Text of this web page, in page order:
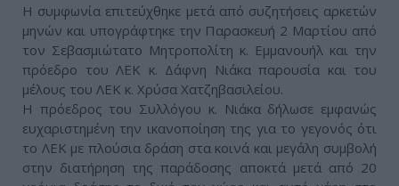
Η συμφωνία επιτεύχθηκε μετά από συζητήσεις αρκετών
μηνών και υπογράφτηκε την Παρασκευή 2 Μαρτίου από
τον Σεβασμιώτατο Μητροπολίτη κ. Εμμανουήλ και την
πρόεδρο του ΛΕΚ κ. Δάφνη Νιάκα παρουσία και του
μέλους του ΛΕΚ κ. Χρύσα Χατζηβασιλείου.
Η πρόεδρος του Συλλόγου κ. Νιάκα δήλωσε εμφανώς
ευχαριστημένη την ικανοποίηση της για το γεγονός ότι
το ΛΕΚ με πλούσια δράση στα κοινά και μεγάλη συμβολή
στην διατήρηση της παράδοσης αποκτά μετά από 20